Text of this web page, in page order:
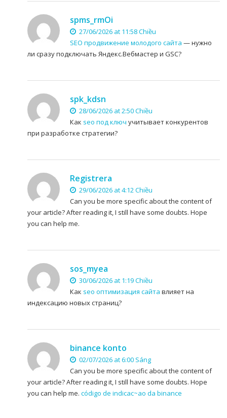
spms_rmOi
27/06/2026 at 11:58 Chiều
SEO продвижение молодого сайта — нужно
ли сразу подключать Яндекс.Вебмастер и GSC?
spk_kdsn
28/06/2026 at 2:50 Chiều
Как seo под ключ учитывает конкурентов
при разработке стратегии?
Registrera
29/06/2026 at 4:12 Chiều
Can you be more specific about the content of
your article? After reading it, I still have some doubts. Hope
you can help me.
sos_myea
30/06/2026 at 1:19 Chiều
Как seo оптимизация сайта влияет на
индексацию новых страниц?
binance konto
02/07/2026 at 6:00 Sáng
Can you be more specific about the content of
your article? After reading it, I still have some doubts. Hope
you can help me. código de indicac~ao da binance